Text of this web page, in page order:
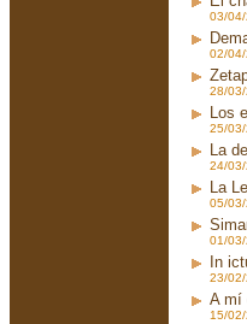
03/
02/
28/
Los
25/
La
24/
La
05/
01/
In
23/
A mí
15/